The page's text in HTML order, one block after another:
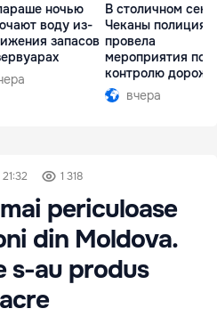
ночью
воду из-
запасов
В столичном
Чеканы полиция
провела
мероприятия по
контролю
движения
вчера
21:32 1 318
periculoase
din Moldova.
s-au produs